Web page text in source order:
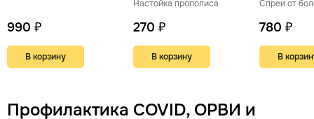
990 ₽
В корзину
Настойка прополиса
270 ₽
В корзину
Спреи от
780 ₽
В
Профилактика COVID, ОРВИ и